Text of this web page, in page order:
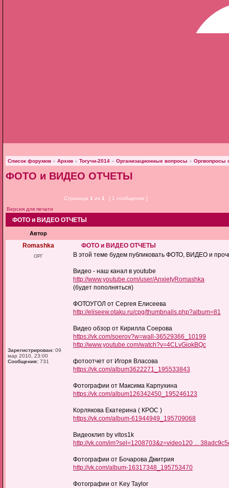
Список форумов » Архив » Тогучи-2014 » Организационные вопросы » Оргвопросы
ФОТО и ВИДЕО ОТЧЕТЫ
Страница 1 из 1
[ 1 сообщение ]
Версия для печати
ФОТО и ВИДЕО ОТЧЕТЫ
Автор
Romashka
ОРГ
Зарегистрирован: 09
мар 2010, 23:00
Сообщения: 731
ФОТО и ВИДЕО ОТЧЕТЫ
В этой теме будем публиковать ФОТО, ВИДЕО и
Видео - наш канал в youtube
http://www.youtube.com/user/AnxietyRomashka
(будет пополняться)
ФОТОУГОЛ от Сергея Елисеева
http://eliseew.otaku.ru/cpg/thumbnails.php?album=81
Видео обзор от Кирилла Соерова
https://vk.com/soerov?w=wall-36529366_10199
http://www.youtube.com/watch?v=4CLvGiokBQc
фотоотчет от Игоря Власова
https://vk.com/album3622271_195533843
Фотографии от Максима Карпухина
https://vk.com/album126342450_195246123
Корлякова Екатерина ( КРОС )
https://vk.com/album-61944949_195709068
Видеоклип by vitos1k
http://vk.com/im?sel=1208703&z=video120 ...
Фотографии от Бочарова Дмитрия
http://vk.com/album-16317348_195753470
Фотографии от Key Taylor